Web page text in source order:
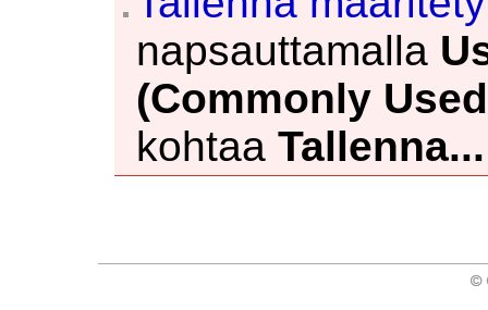
napsauttamalla
(Commonly
kohtaa Tallenna...